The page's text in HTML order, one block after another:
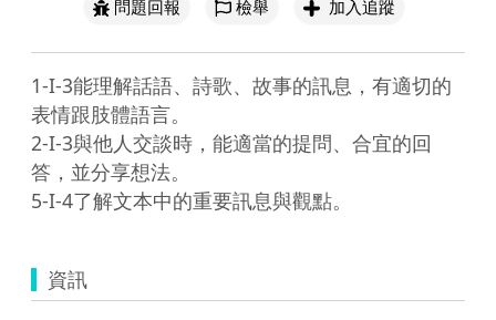
問題回報
檢舉 加入追蹤
1-I-3能理解話語、詩歌、故事的訊息，有適切的
表情跟肢體語言。
2-I-3與他人交談時，能適當的提問、合宜的回
答，並分享想法。
5-I-4了解文本中的重要訊息與觀點。
資訊